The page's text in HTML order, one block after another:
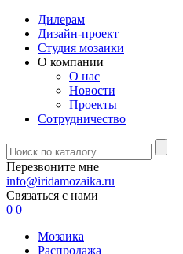
Дилерам
Дизайн-проект
Студия мозаики
О компании
О нас
Новости
Проекты
Сотрудничество
Перезвоните мне
info@iridamozaika.ru
Связаться с нами
0 0
Мозаика
Распродажа